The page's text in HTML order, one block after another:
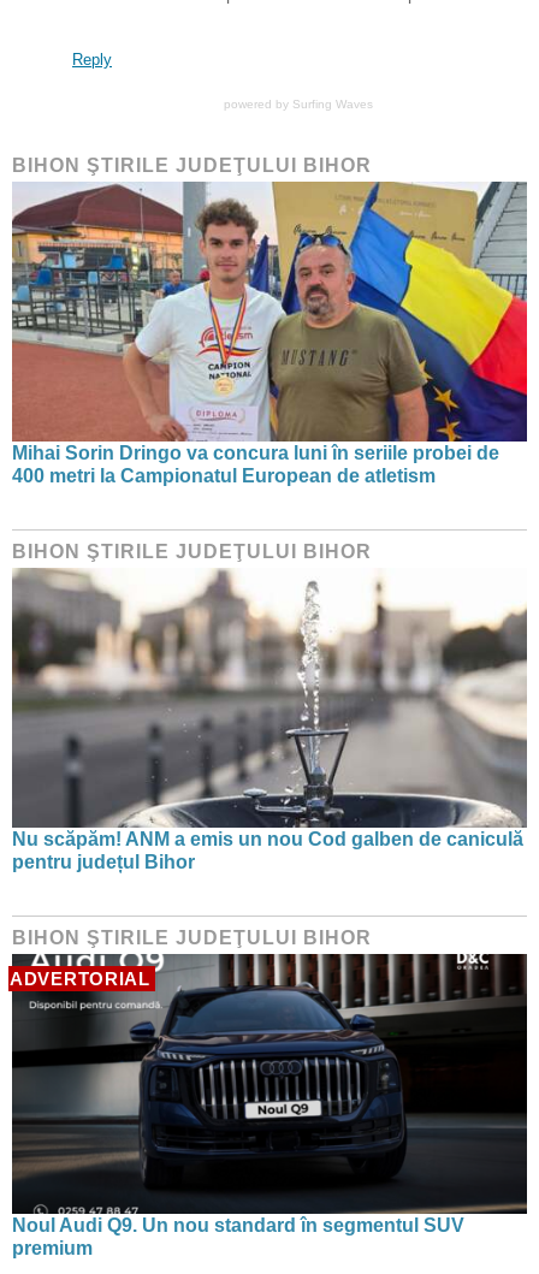
Reply
powered by Surfing Waves
BIHON ŞTIRILE JUDEŢULUI BIHOR
Mihai Sorin Dringo va concura luni în seriile probei de
400 metri la Campionatul European de atletism
BIHON ŞTIRILE JUDEŢULUI BIHOR
Nu scăpăm! ANM a emis un nou Cod galben de caniculă
pentru județul Bihor
BIHON ŞTIRILE JUDEŢULUI BIHOR
ADVERTORIAL
Noul Audi Q9. Un nou standard în segmentul SUV
premium